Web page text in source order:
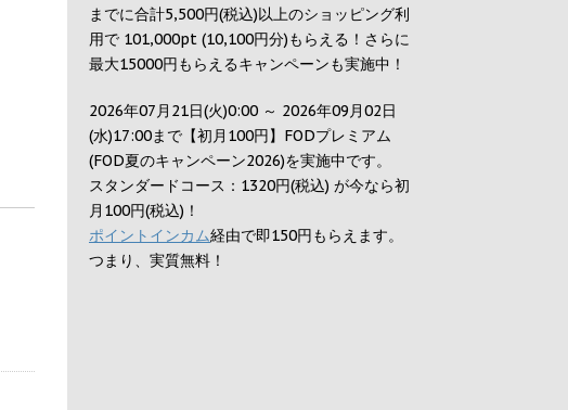
までに合計5,500円(税込)以上のショッピング利
用で 101,000pt (10,100円分)もらえる！さらに
最大15000円もらえるキャンペーンも実施中！
2026年07月21日(火)0:00 ～ 2026年09月02日
(水)17:00まで【初月100円】FODプレミアム
(FOD夏のキャンペーン2026)を実施中です。
スタンダードコース：1320円(税込) が今なら初
月100円(税込)！
ポイントインカム経由で即150円もらえます。
つまり、実質無料！